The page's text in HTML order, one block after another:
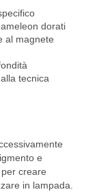
dorati
al magnete
tecnica
e
creare
in lampada.